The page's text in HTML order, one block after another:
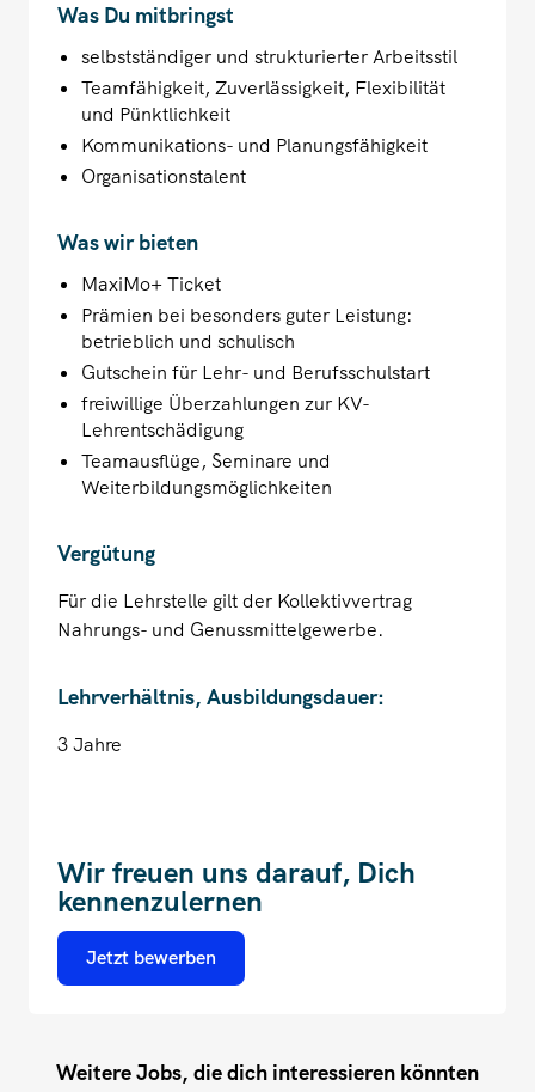
Was Du mitbringst
selbstständiger und strukturierter Arbeitsstil
Teamfähigkeit, Zuverlässigkeit, Flexibilität
und Pünktlichkeit
Kommunikations- und Planungsfähigkeit
Organisationstalent
Was wir bieten
MaxiMo+ Ticket
Prämien bei besonders guter Leistung:
betrieblich und schulisch
Gutschein für Lehr- und Berufsschulstart
freiwillige Überzahlungen zur KV-
Lehrentschädigung
Teamausflüge, Seminare und
Weiterbildungsmöglichkeiten
Vergütung
Für die Lehrstelle gilt der Kollektivvertrag
Nahrungs- und Genussmittelgewerbe.
Lehrverhältnis, Ausbildungsdauer:
3 Jahre
Wir freuen uns darauf, Dich
kennenzulernen
Jetzt bewerben
Weitere Jobs, die dich interessieren könnten